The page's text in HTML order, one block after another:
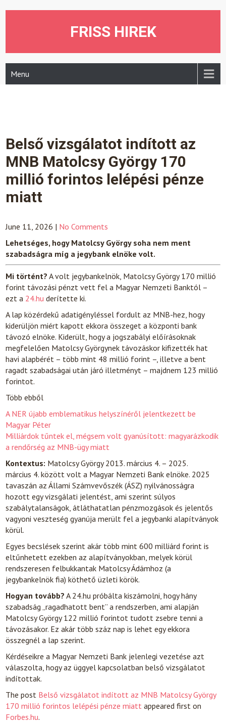
FRISS HIREK
Menu
Belső vizsgálatot indított az
MNB Matolcsy György 170
millió forintos lelépési pénze
miatt
June 11, 2026 | No Comments
Lehetséges, hogy Matolcsy György soha nem ment
szabadságra míg a jegybank elnöke volt.
Mi történt? A volt jegybankelnök, Matolcsy György 170 millió
forint távozási pénzt vett fel a Magyar Nemzeti Banktól –
ezt a 24.hu derítette ki.
A lap közérdekű adatigényléssel fordult az MNB-hez, hogy
kiderüljön miért kapott ekkora összeget a központi bank
távozó elnöke. Kiderült, hogy a jogszabályi előírásoknak
megfelelően Matolcsy Györgynek távozáskor kifizették hat
havi alapbérét – több mint 48 millió forint –, illetve a bent
ragadt szabadságai után járó illetményt – majdnem 123 millió
forintot.
Több ebből
A NER újabb emblematikus helyszínéről jelentkezett be
Magyar Péter
Milliárdok tűntek el, mégsem volt gyanúsított: magyarázkodik
a rendőrség az MNB-ügy miatt
Kontextus: Matolcsy György 2013. március 4. – 2025.
március 4. között volt a Magyar Nemzeti Bank elnöke. 2025
tavaszán az Állami Számvevőszék (ÁSZ) nyilvánosságra
hozott egy vizsgálati jelentést, ami szerint súlyos
szabálytalanságok, átláthatatlan pénzmozgások és jelentős
vagyoni veszteség gyanúja merült fel a jegybanki alapítványok
körül.
Egyes becslések szerint akár több mint 600 milliárd forint is
eltűnhetett ezekben az alapítványokban, melyek körül
rendszeresen felbukkantak Matolcsy Ádámhoz (a
jegybankelnök fia) köthető üzleti körök.
Hogyan tovább? A 24.hu próbálta kiszámolni, hogy hány
szabadság „ragadhatott bent” a rendszerben, ami alapján
Matolcsy György 122 millió forintot tudott zsebre tenni a
távozásakor. Ez akár több száz nap is lehet egy ekkora
összegnél a lap szerint.
Kérdéseikre a Magyar Nemzeti Bank jelenlegi vezetése azt
válaszolta, hogy az üggyel kapcsolatban belső vizsgálatot
indítottak.
The post Belső vizsgálatot indított az MNB Matolcsy György
170 millió forintos lelépési pénze miatt appeared first on
Forbes.hu.